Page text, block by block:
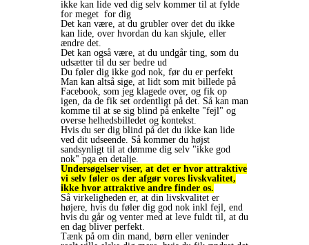
ikke kan lide ved dig selv kommer til at fylde
for meget for dig
Det kan være, at du grubler over det du ikke
kan lide, over hvordan du kan skjule, eller
ændre det.
Det kan også være, at du undgår ting, som du
udsætter til du ser bedre ud
Du føler dig ikke god nok, før du er perfekt
Man kan altså sige, at lidt som mit billede på
Facebook, som jeg klagede over, og fik op
igen, da de fik set ordentligt på det. Så kan man
komme til at se sig blind på enkelte "fejl" og
overse helhedsbilledet og kontekst.
Hvis du ser dig blind på det du ikke kan lide
ved dit udseende. Så kommer du højst
sandsynligt til at dømme dig selv "ikke god
nok" pga en detalje.
Undersøgelser viser, at det er hvor attraktive
vi selv føler os der afgør vores livskvalitet,
ikke hvor attraktive andre finder os.
Så virkeligheden er, at din livskvalitet er
højere, hvis du føler dig god nok inkl fejl, end
hvis du går og venter med at leve fuldt til, at du
en dag bliver perfekt.
Tænk på om din mand, børn eller veninder